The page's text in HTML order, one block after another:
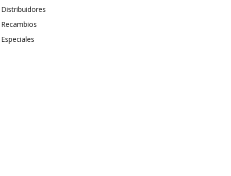
Distribuidores
Recambios
Especiales